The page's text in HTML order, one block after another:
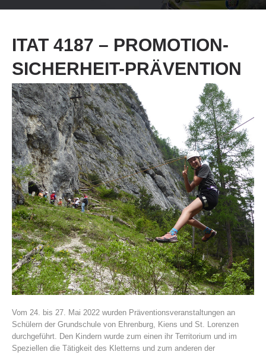
Vereinsgeschichte
ITAT 4187 – PROMOTION-
SICHERHEIT-PRÄVENTION
Vom 24. bis 27. Mai 2022 wurden Präventionsveranstaltungen an
Schülern der Grundschule von Ehrenburg, Kiens und St. Lorenzen
durchgeführt. Den Kindern wurde zum einen ihr Territorium und im
Speziellen die Tätigkeit des Kletterns und zum anderen der